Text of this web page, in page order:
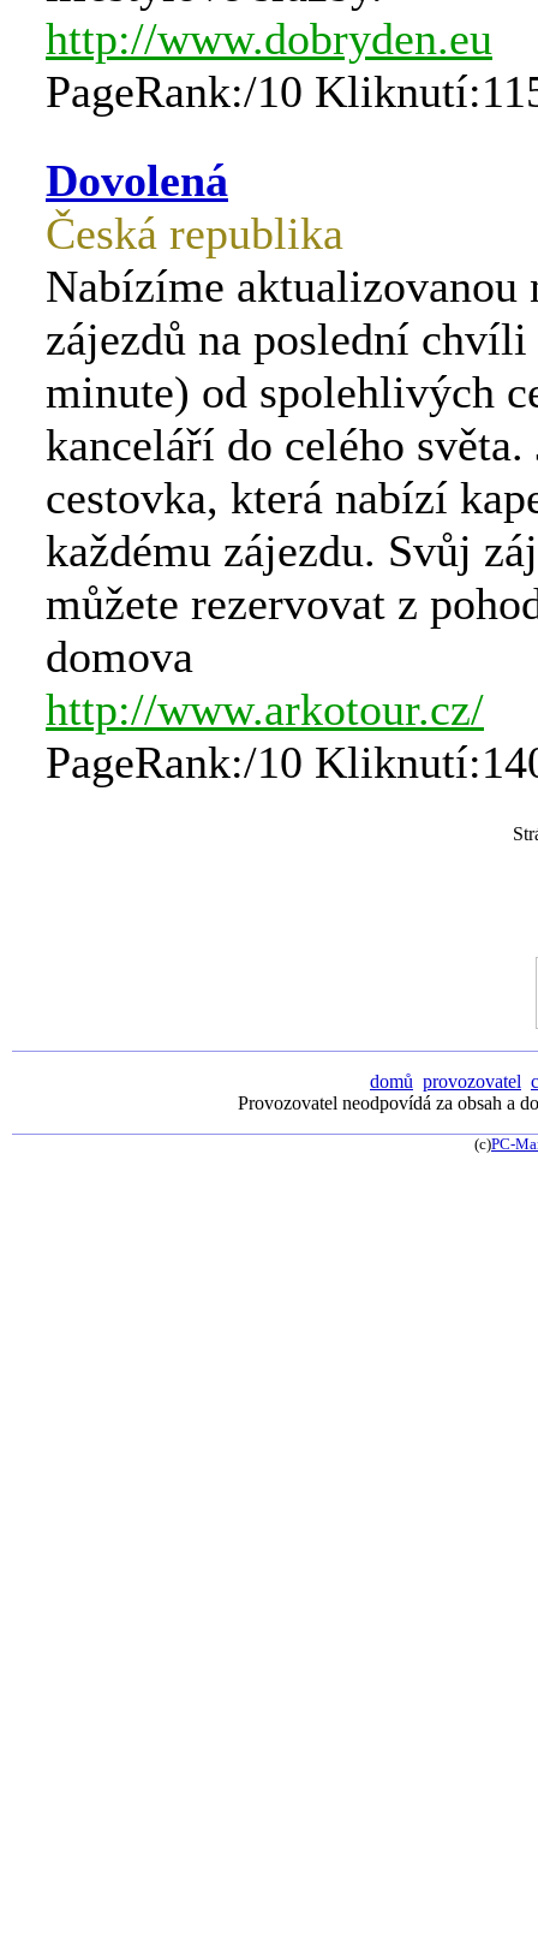
http://www.dobryden.eu
PageRank:/10
Dovolená
Česká republika
Nabízíme aktualizovanou
zájezdů na poslední
minute) od spolehlivých
kanceláří do celého
cestovka, která nabízí
každému zájezdu. Svůj
můžete rezervovat z
domova
http://www.arkotour.cz/
PageRank:/10
domů provozovatel
Provozovatel neodpovídá za obsah a
(c)PC-